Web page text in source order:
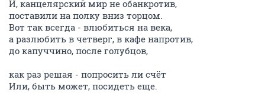
И, канцелярский мир не обанкротив,
поставили на полку вниз торцом.
Вот так всегда - влюбиться на века,
а разлюбить в четверг, в кафе напротив,
до капуччино, после голубцов,
как раз решая - попросить ли счёт
Или, быть может, посидеть еще.